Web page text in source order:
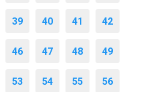
39 40 41 42
46 47 48 49
53 54 55 56